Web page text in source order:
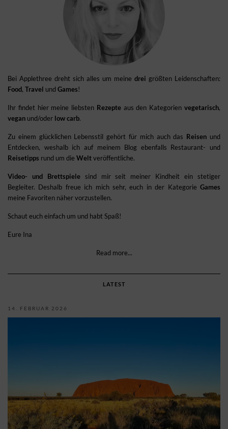
Bei Applethree dreht sich alles um meine drei größten Leidenschaften:
Food, Travel und Games!
Ihr findet hier meine liebsten Rezepteaus den Kategorienvegetarisch,
vegan und/oder low carb.
Zu einem glücklichen Lebensstil gehört für mich auch das Reisen und
Entdecken, weshalb ich auf meinem Blog ebenfalls Restaurant- und
Reisetipps rund um die Weltveröffentliche.
Video- und Brettspielesind mir seit meiner Kindheit ein stetiger
Begleiter. Deshalb freue ich mich sehr, euch in der Kategorie Games
meine Favoriten näher vorzustellen.
Schaut euch einfach um und habt Spaß!
Eure Ina
Read more...
LATEST
14. FEBRUAR 2026